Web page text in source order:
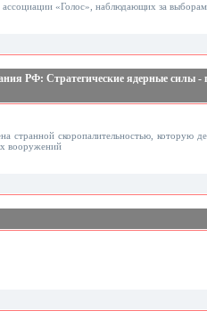
«Голос», наблюдающих за
РФ: Стратегические ядерные силы -
скоропалительностью, которую
вооружений